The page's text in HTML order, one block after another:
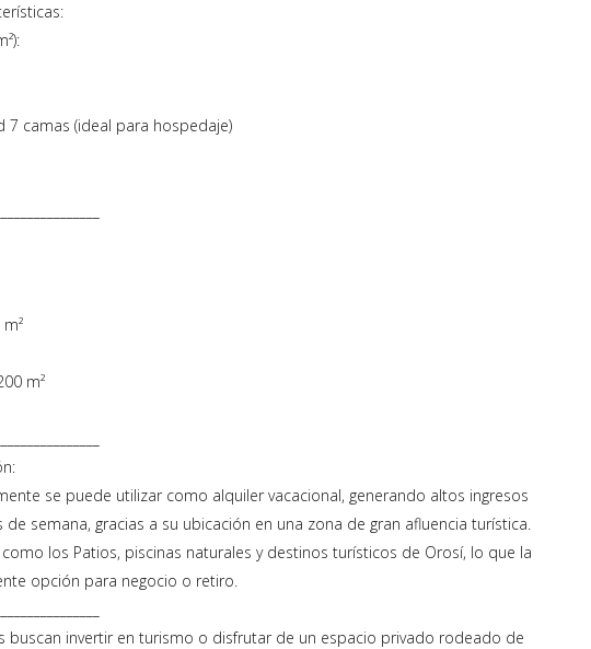
7 camas (ideal para hospedaje)
m²
se puede utilizar como alquiler vacacional, generando altos ingresos
semana, gracias a su ubicación en una zona de gran afluencia turística.
los Patios, piscinas naturales y destinos turísticos de Orosí, lo que la
opción para negocio o retiro.
buscan invertir en turismo o disfrutar de un espacio privado rodeado de